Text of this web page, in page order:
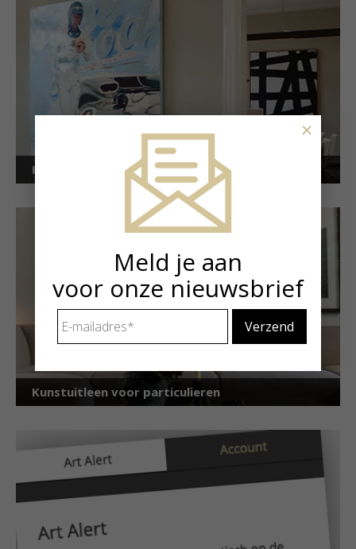
Kunstuitleen voor bedrijven
Kunstuitleen voor particulieren
Meld je aan
voor onze nieuwsbrief
mailadres *
×